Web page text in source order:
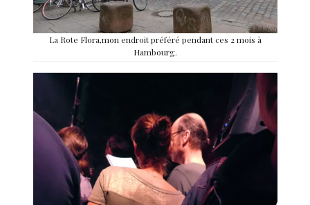
La Rote Flora,mon endroit préféré pendant ces 2 mois à
Hambourg.